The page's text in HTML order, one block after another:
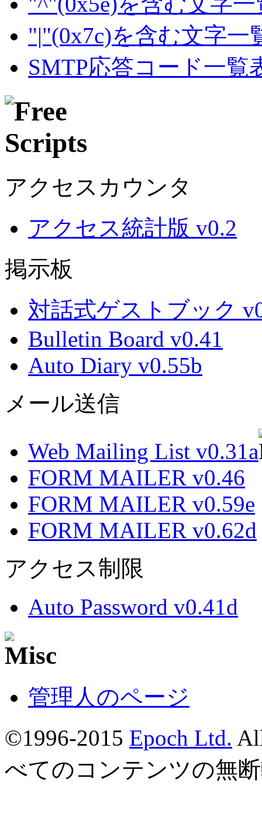
"|"(0x7c)を含む文字一
SMTP応答コード一覧
アクセスカウンタ
アクセス統計版 v0.2
掲示板
対話式ゲストブック
Bulletin Board v0.41
Auto Diary v0.55b
メール送信
Web Mailing List v0.31a
FORM MAILER v0.46
FORM MAILER v0.59e
FORM MAILER v0.62d
アクセス制限
Auto Password v0.41d
管理人のページ
©1996-2015 Epoch Ltd.
べてのコンテンツの無